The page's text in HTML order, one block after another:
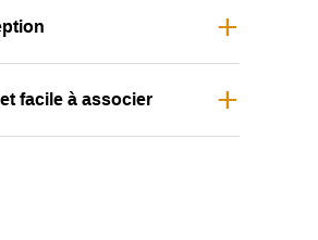
facile à associer